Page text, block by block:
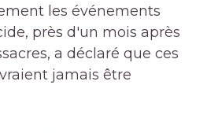
les événements
près d'un mois après
a déclaré que ces
jamais être